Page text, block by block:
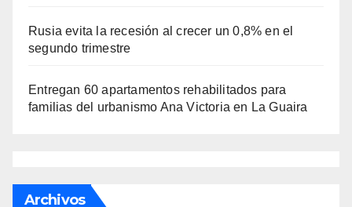
Rusia evita la recesión al crecer un 0,8% en el
segundo trimestre
Entregan 60 apartamentos rehabilitados para
familias del urbanismo Ana Victoria en La Guaira
Archivos